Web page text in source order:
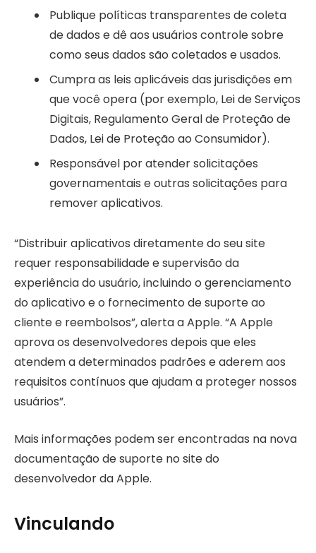
Publique políticas transparentes de coleta
de dados e dê aos usuários controle sobre
como seus dados são coletados e usados.
Cumpra as leis aplicáveis ​​das jurisdições em
que você opera (por exemplo, Lei de Serviços
Digitais, Regulamento Geral de Proteção de
Dados, Lei de Proteção ao Consumidor).
Responsável por atender solicitações
governamentais e outras solicitações para
remover aplicativos.
“Distribuir aplicativos diretamente do seu site
requer responsabilidade e supervisão da
experiência do usuário, incluindo o gerenciamento
do aplicativo e o fornecimento de suporte ao
cliente e reembolsos”, alerta a Apple. “A Apple
aprova os desenvolvedores depois que eles
atendem a determinados padrões e aderem aos
requisitos contínuos que ajudam a proteger nossos
usuários”.
Mais informações podem ser encontradas na nova
documentação de suporte no site do
desenvolvedor da Apple.
Vinculando